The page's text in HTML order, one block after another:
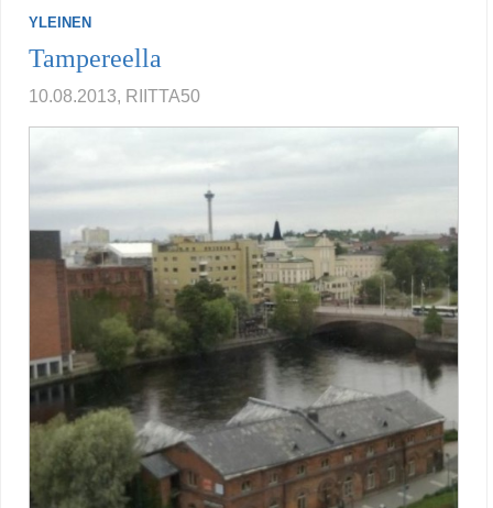
YLEINEN
Tampereella
10.08.2013, RIITTA50